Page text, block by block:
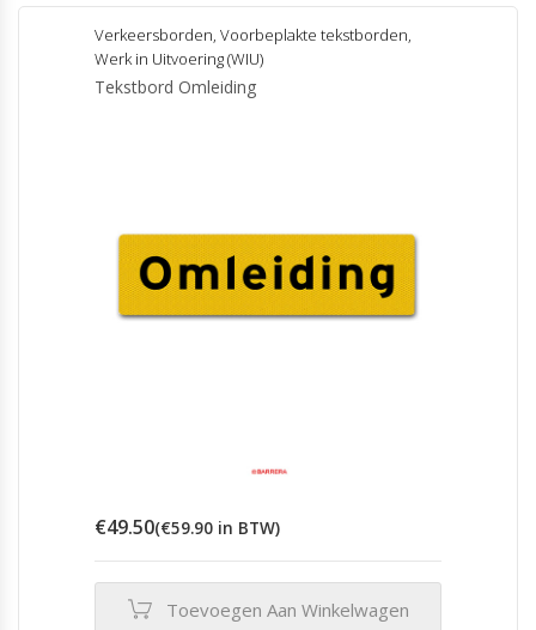
meerdere
variaties.
Deze
optie
productpagina
Verkeersborden, Voorbeplakte tekstborden,
Werk in Uitvoering (WIU)
Tekstbord Omleiding
€49.50(€59.90 in BTW)
Toevoegen Aan Winkelwagen